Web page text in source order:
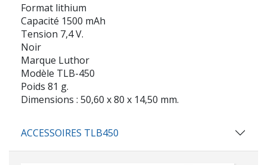
Format lithium
Capacité 1500 mAh
Tension 7,4 V.
Noir
Marque Luthor
Modèle TLB-450
Poids 81 g.
Dimensions : 50,60 x 80 x 14,50 mm.
ACCESSOIRES TLB450